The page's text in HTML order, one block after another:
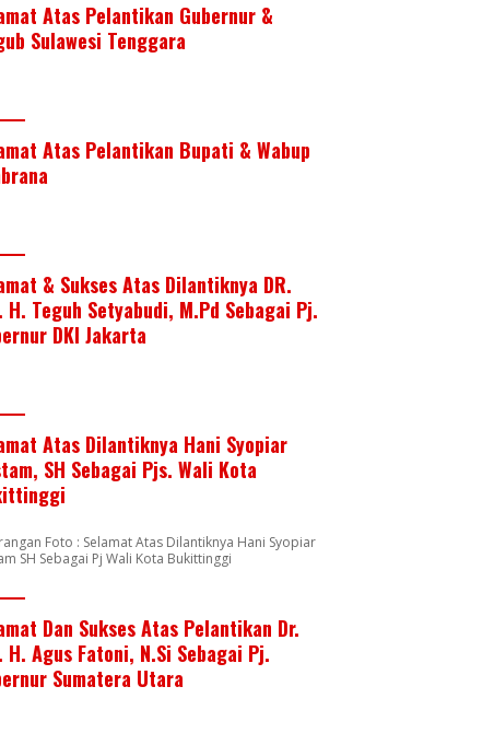
Atas Pelantikan Gubernur &
Sulawesi Tenggara
Atas Pelantikan Bupati & Wabup
& Sukses Atas Dilantiknya DR.
H. Teguh Setyabudi, M.Pd Sebagai Pj.
DKI Jakarta
Atas Dilantiknya Hani Syopiar
SH Sebagai Pjs. Wali Kota
Foto : Selamat Atas Dilantiknya Hani Syopiar
SH Sebagai Pj Wali Kota Bukittinggi
Dan Sukses Atas Pelantikan Dr.
H. Agus Fatoni, N.Si Sebagai Pj.
Sumatera Utara